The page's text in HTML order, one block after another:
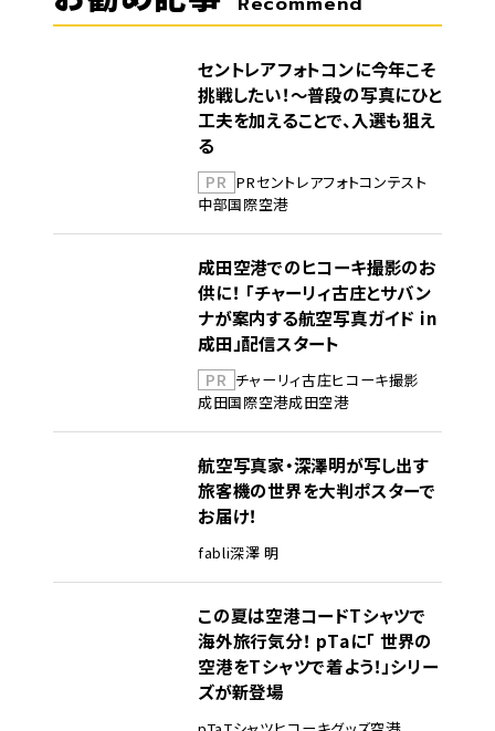
セントレアフォトコンに今年こそ
挑戦したい！～普段の写真にひと
工夫を加えることで、入選も狙え
る
PR PRセントレアフォトコンテスト
中部国際空港
成田空港でのヒコーキ撮影のお
供に！ 「チャーリィ古庄とサバン
ナが案内する航空写真ガイド in
成田」配信スタート
PR チャーリィ古庄ヒコーキ撮影
成田国際空港成田空港
航空写真家・深澤明が写し出す
旅客機の世界を大判ポスターで
お届け！
fabli深澤 明
この夏は空港コードTシャツで
海外旅行気分！ pTaに「 世界の
空港をTシャツで着よう！」シリー
ズが新登場